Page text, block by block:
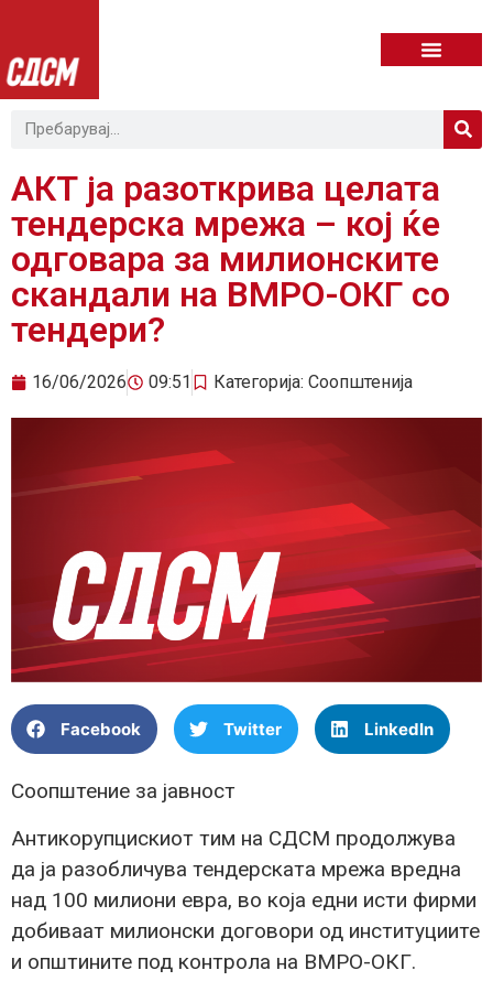
АКТ ја разоткрива целата
тендерска мрежа – кој ќе
одговара за милионските
скандали на ВМРО-ОКГ со
тендери?
16/06/2026 09:51 Категорија: Соопштенија
Facebook Twitter LinkedIn
Соопштение за јавност
Антикорупцискиот тим на СДСМ продолжува
да ја разобличува тендерската мрежа вредна
над 100 милиони евра, во која едни исти фирми
добиваат милионски договори од институциите
и општините под контрола на ВМРО-ОКГ.